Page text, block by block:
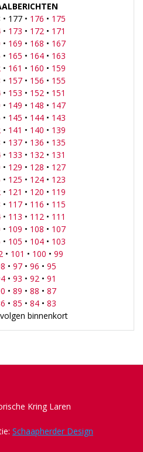
177 • 176 • 175
• 173 • 172• 171
• 169 • 168 • 167
• 165 • 164• 163
• 161 • 160 • 159
• 157• 156 • 155
• 153 • 152• 151
• 149 • 148 • 147
• 145 • 144• 143
• 141 • 140 • 139
• 137• 136 • 135
• 133 • 132• 131
• 129 • 128 • 127
• 125 • 124• 123
• 121 • 120 • 119
• 117• 116 • 115
• 113 • 112• 111
• 109 • 108 • 107
• 105 • 104• 103
• 101 • 100 • 99
• 97• 96 • 95
• 93 • 92• 91
• 89 • 88 • 87
• 85 • 84• 83
binnenkort
Kring Laren
Schaapherder Design